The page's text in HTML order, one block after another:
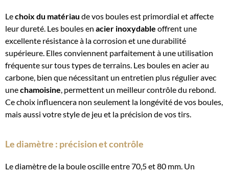
Lechoix du matériau de vos boules est primordial et affecte
leur dureté. Les boules en acier inoxydable offrent une
excellente résistance à la corrosion et une durabilité
supérieure. Elles conviennent parfaitement à une utilisation
fréquente sur tous types de terrains. Les boules en acier au
carbone, bien que nécessitant un entretien plus régulier avec
unechamoisine , permettent un meilleur contrôle du rebond.
Ce choix influencera non seulement la longévité de vos boules,
mais aussi votre style de jeu et la précision de vos tirs.
Le diamètre : précision et contrôle
Le diamètre de la boule oscille entre 70,5 et 80 mm. Un